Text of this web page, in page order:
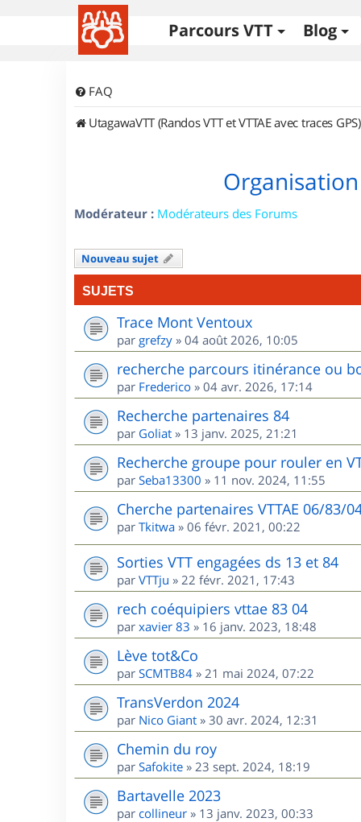
Parcours VTT Blog
FAQ
UtagawaVTT (Randos VTT et VTTAE avec traces GPS)
Modérateur : Modérateurs des Forums
Nouveau sujet
SUJETS
Trace Mont Ventoux
par grefzy » 04 août 2026, 10:05
recherche parcours itinérance ou
par Frederico » 04 avr. 2026, 17:14
Recherche partenaires 84
par Goliat » 13 janv. 2025, 21:21
Recherche groupe pour rouler en
par Seba13300 » 11 nov. 2024, 11:55
Cherche partenaires VTTAE 06/83/
par Tkitwa » 06 févr. 2021, 00:22
Sorties VTT engagées ds 13 et 84
par VTTju » 22 févr. 2021, 17:43
rech coéquipiers vttae 83 04
par xavier 83 » 16 janv. 2023, 18:48
Lève tot&Co
par SCMTB84 » 21 mai 2024, 07:22
TransVerdon 2024
par Nico Giant » 30 avr. 2024, 12:31
Chemin du roy
par Safokite » 23 sept. 2024, 18:19
Bartavelle 2023
par collineur » 13 janv. 2023, 00:33